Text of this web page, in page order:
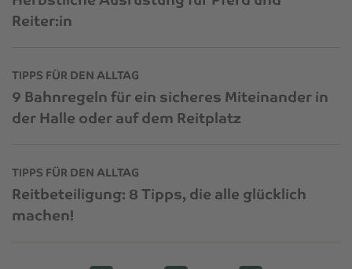
Reiter:in
TIPPS FÜR DEN ALLTAG
9 Bahnregeln für ein sicheres Miteinander in
der Halle oder auf dem Reitplatz
TIPPS FÜR DEN ALLTAG
Reitbeteiligung: 8 Tipps, die alle glücklich
machen!